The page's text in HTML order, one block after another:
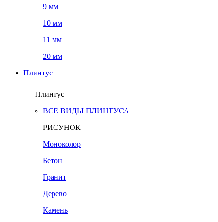
9 мм
10 мм
11 мм
20 мм
Плинтус
Плинтус
ВСЕ ВИДЫ ПЛИНТУСА
РИСУНОК
Моноколор
Бетон
Гранит
Дерево
Камень